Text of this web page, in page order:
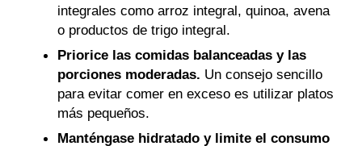
integrales como arroz integral, quinoa, avena
o productos de trigo integral.
Priorice las comidas balanceadas y las
porciones moderadas. Un consejo sencillo
para evitar comer en exceso es utilizar platos
más pequeños.
Manténgase hidratado y limite el consumo